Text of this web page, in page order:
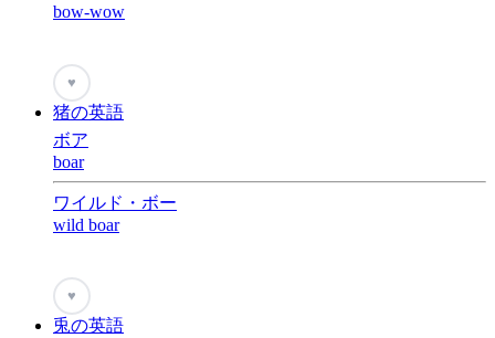
bow-wow
♥
猪の英語
ボア
boar
ワイルド・ボー
wild boar
♥
兎の英語